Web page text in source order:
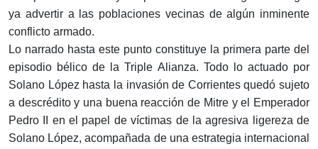
ya advertir a las poblaciones vecinas de algún inminente
conflicto armado.
Lo narrado hasta este punto constituye la primera parte del
episodio bélico de la Triple Alianza. Todo lo actuado por
Solano López hasta la invasión de Corrientes quedó sujeto
a descrédito y una buena reacción de Mitre y el Emperador
Pedro II en el papel de víctimas de la agresiva ligereza de
Solano López, acompañada de una estrategia internacional